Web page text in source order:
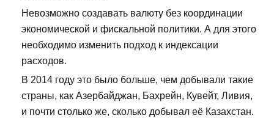
Невозможно создавать валюту без координации
экономической и фискальной политики. А для этого
необходимо изменить подход к индексации
расходов.
В 2014 году это было больше, чем добывали такие
страны, как Азербайджан, Бахрейн, Кувейт, Ливия,
и почти столько же, сколько добывал её Казахстан.